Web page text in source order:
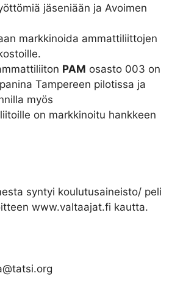
jäseniään ja Avoimen
markkinoida ammattiliittojen
PAM osasto 003 on
Tampereen pilotissa ja
myös
on markkinoitu hankkeen
syntyi koulutusaineisto/ peli
www.valtaajat.fi kautta.